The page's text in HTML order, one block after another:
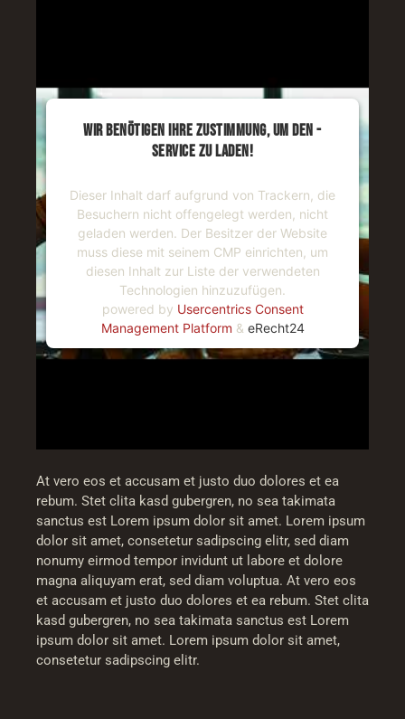
WIR BENÖTIGEN IHRE ZUSTIMMUNG, UM DEN -
SERVICE ZU LADEN!
Dieser Inhalt darf aufgrund von Trackern, die
Besuchern nicht offengelegt werden, nicht
geladen werden. Der Besitzer der Website
muss diese mit seinem CMP einrichten, um
diesen Inhalt zur Liste der verwendeten
Technologien hinzuzufügen.
powered by Usercentrics Consent
Management Platform & eRecht24
At vero eos et accusam et justo duo dolores et ea
rebum. Stet clita kasd gubergren, no sea takimata
sanctus est Lorem ipsum dolor sit amet. Lorem ipsum
dolor sit amet, consetetur sadipscing elitr, sed diam
nonumy eirmod tempor invidunt ut labore et dolore
magna aliquyam erat, sed diam voluptua. At vero eos
et accusam et justo duo dolores et ea rebum. Stet clita
kasd gubergren, no sea takimata sanctus est Lorem
ipsum dolor sit amet. Lorem ipsum dolor sit amet,
consetetur sadipscing elitr.